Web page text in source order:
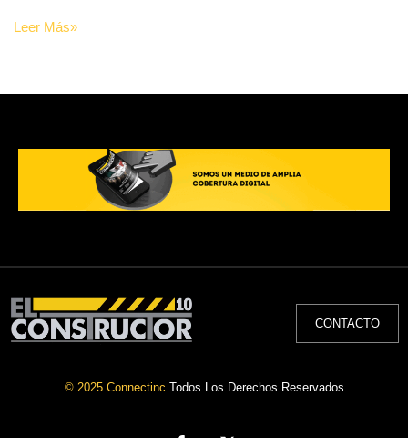
Leer Más»
CONTACTO
© 2025 Connectinc Todos Los Derechos Reservados